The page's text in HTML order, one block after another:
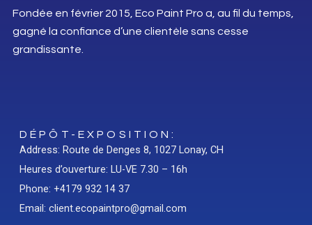
Fondée en février 2015, Eco Paint Pro a, au fil du temps,
gagné la confiance d’une clientèle sans cesse
grandissante.
DÉPÔT-EXPOSITION:
Address: Route de Denges 8, 1027 Lonay, CH
Heures d’ouverture: LU-VE 7.30 – 16h
Phone: +4179 932 14 37
Email: client.ecopaintpro@gmail.com